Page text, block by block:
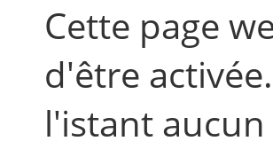
Cette page
d'être
l'istant